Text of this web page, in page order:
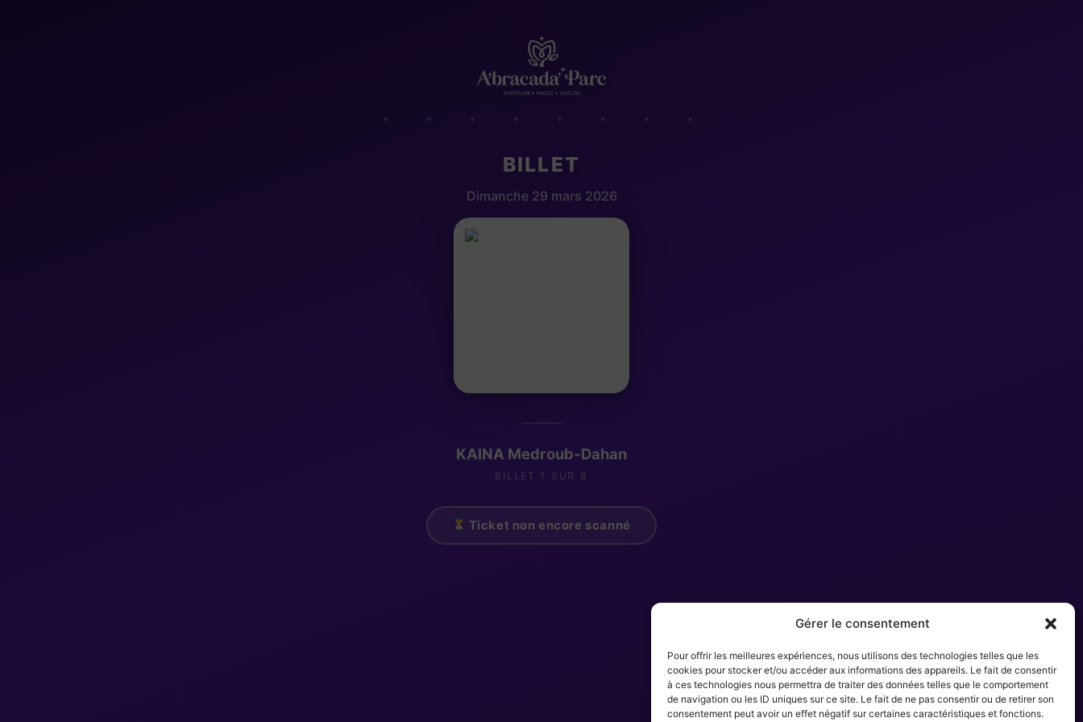
Gérer le consentement
Pour offrir les meilleures expériences, nous utilisons des technologies telles que les
cookies pour stocker et/ou accéder aux informations des appareils. Le fait de consentir
à ces technologies nous permettra de traiter des données telles que le comportement
de navigation ou les ID uniques sur ce site. Le fait de ne pas consentir ou de retirer son
consentement peut avoir un effet négatif sur certaines caractéristiques et fonctions.
✦ · ✦ · ✦ · ✦ · ✦ · ✦ · ✦ · ✦
BILLET
Dimanche 29 mars 2026
KAINA Medroub-Dahan
BILLET 1 SUR 8
Ticket non encore scanné